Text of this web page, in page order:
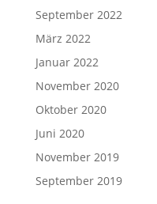
September 2022
März 2022
Januar 2022
November 2020
Oktober 2020
Juni 2020
November 2019
September 2019